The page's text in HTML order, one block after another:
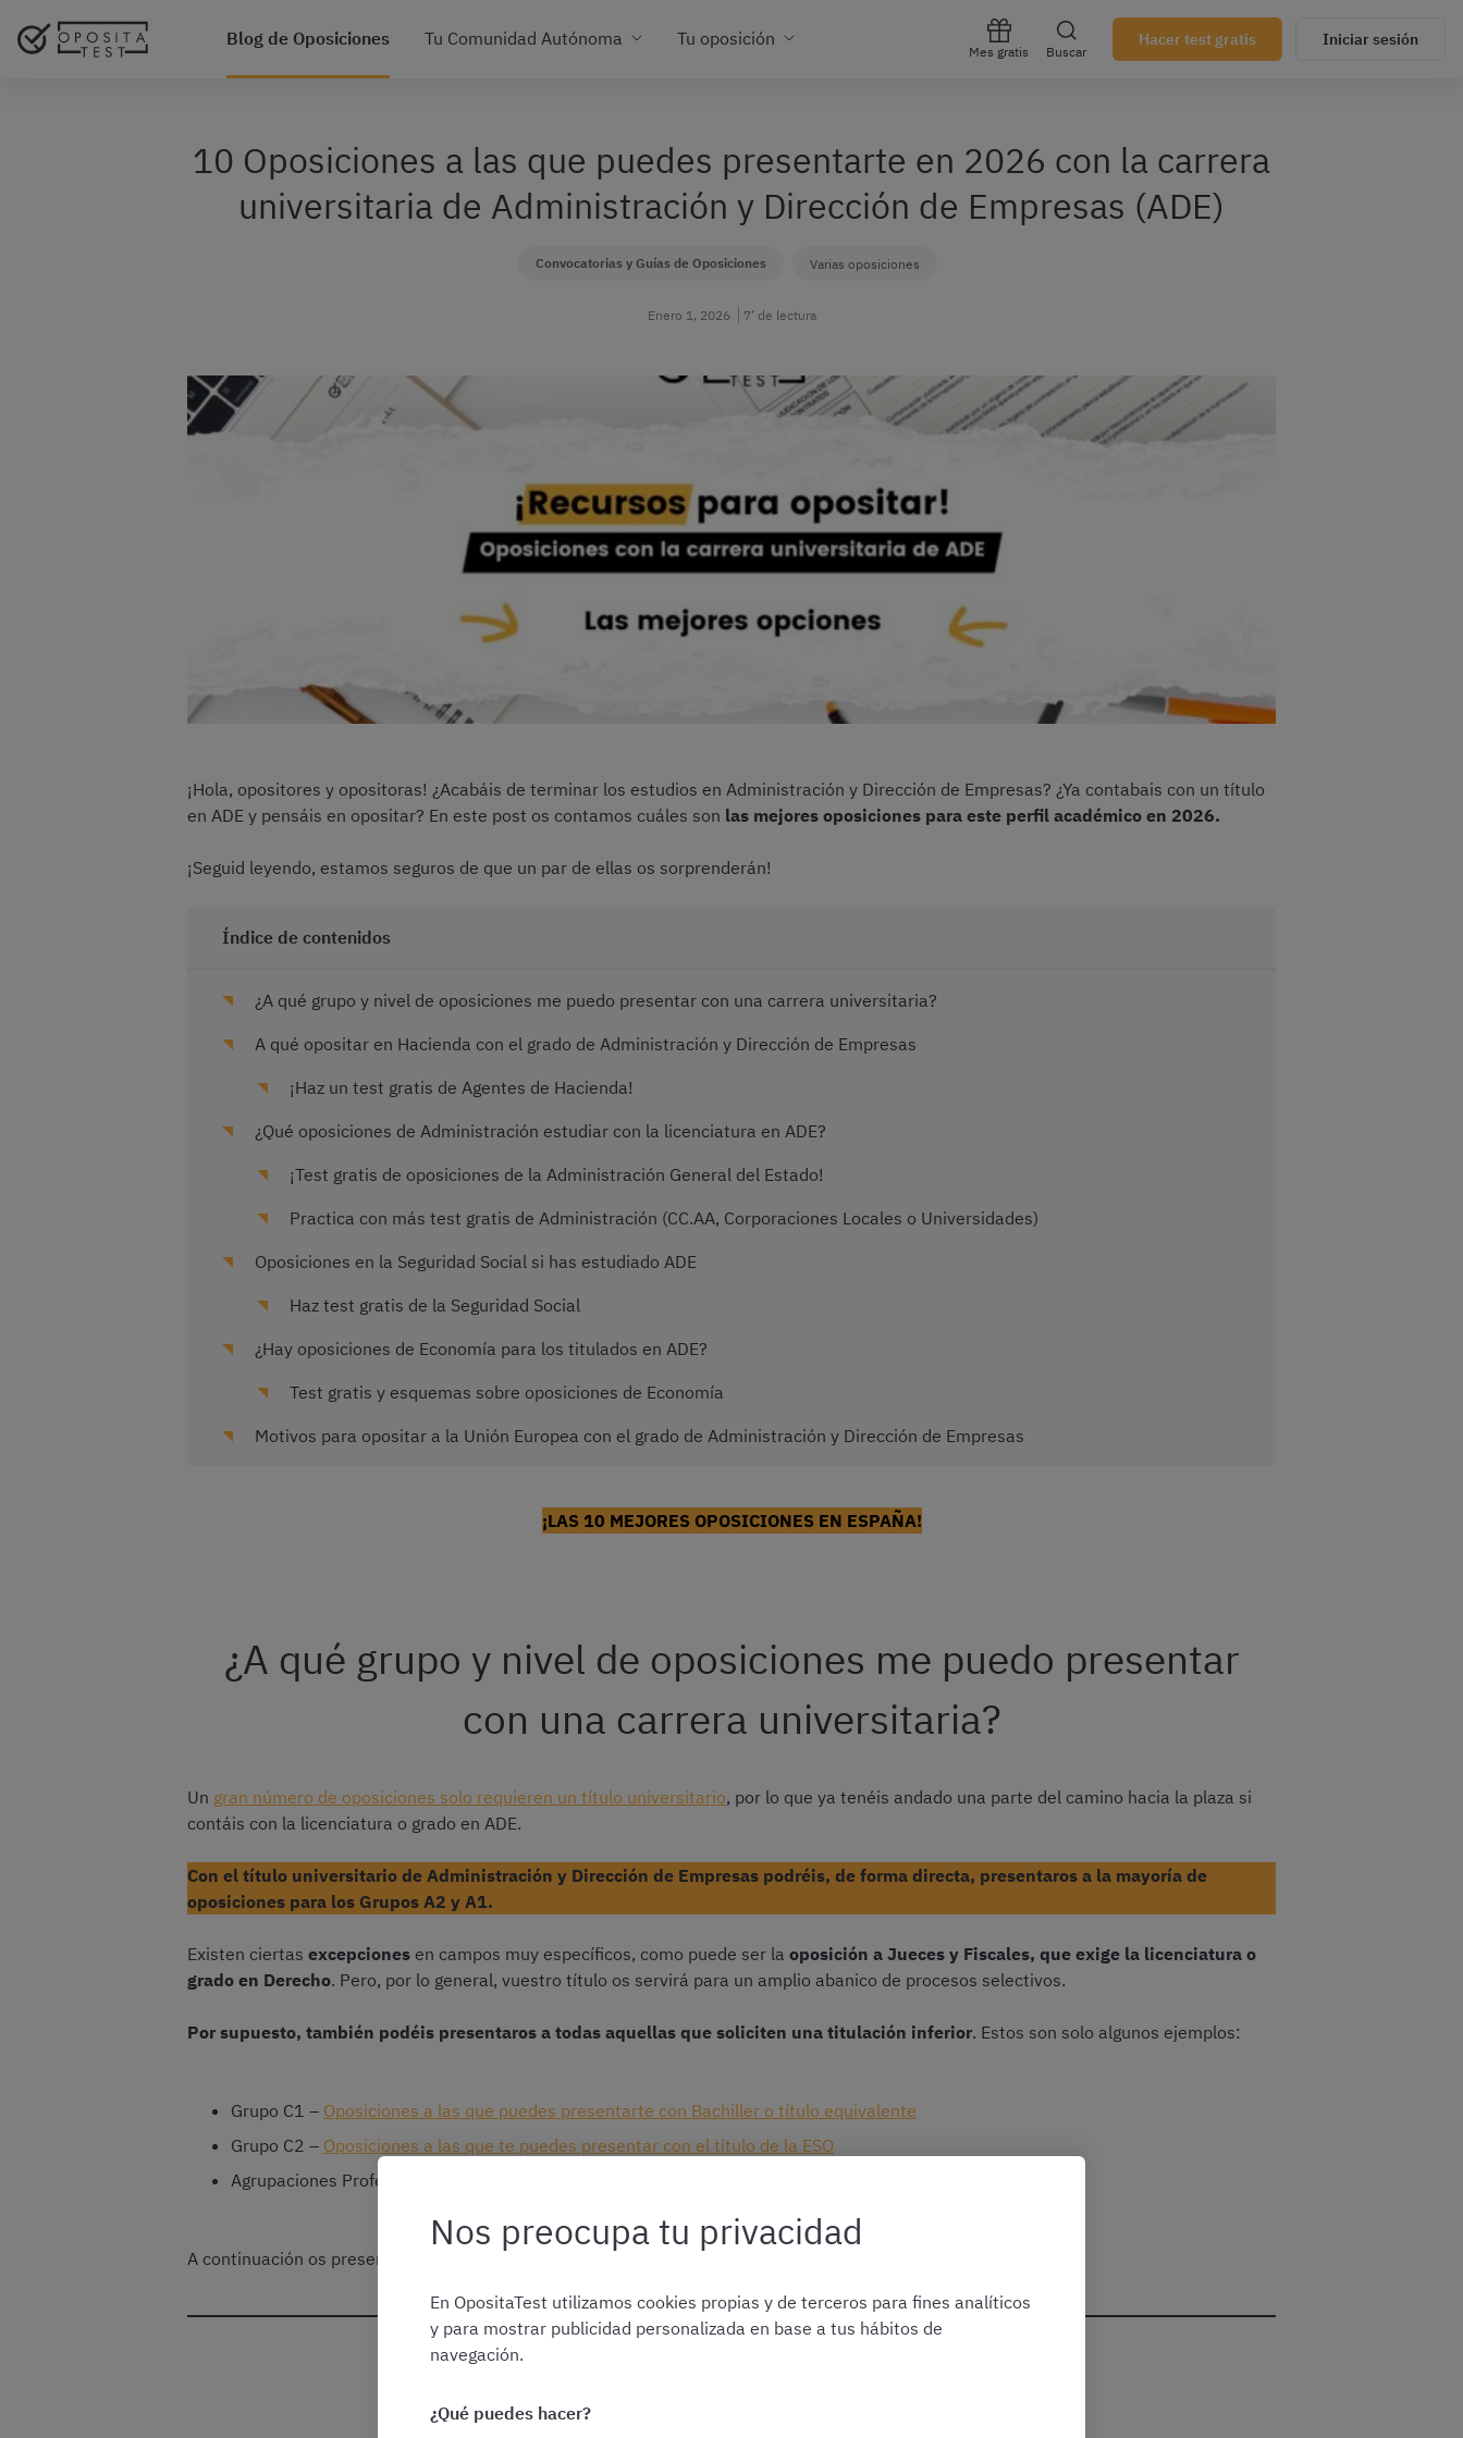
Blog de Oposiciones Tu Comunidad Autónoma Tu oposición
Mes gratis Buscar
Hacer test gratis Iniciar sesión
10 Oposiciones a las que puedes presentarte en 2026 con la carrera
universitaria de Administración y Dirección de Empresas (ADE)
Convocatorias y Guías de Oposiciones Varias oposiciones
Enero 1, 2026 7’ de lectura
¡Hola, opositores y opositoras! ¿Acabáis de terminar los estudios en Administración y Dirección de Empresas? ¿Ya contabais con un título
en ADE y pensáis en opositar? En este post os contamos cuáles son las mejores oposiciones para este perfil académico en 2026.
¡Seguid leyendo, estamos seguros de que un par de ellas os sorprenderán!
Índice de contenidos
¿A qué grupo y nivel de oposiciones me puedo presentar con una carrera universitaria?
A qué opositar en Hacienda con el grado de Administración y Dirección de Empresas
¡Haz un test gratis de Agentes de Hacienda!
¿Qué oposiciones de Administración estudiar con la licenciatura en ADE?
¡Test gratis de oposiciones de la Administración General del Estado!
Practica con más test gratis de Administración (CC.AA, Corporaciones Locales o Universidades)
Oposiciones en la Seguridad Social si has estudiado ADE
Haz test gratis de la Seguridad Social
¿Hay oposiciones de Economía para los titulados en ADE?
Test gratis y esquemas sobre oposiciones de Economía
Motivos para opositar a la Unión Europea con el grado de Administración y Dirección de Empresas
¡LAS 10 MEJORES OPOSICIONES EN ESPAÑA!
¿A qué grupo y nivel de oposiciones me puedo presentar
con una carrera universitaria?
Un gran número de oposiciones solo requieren un título universitario, por lo que ya tenéis andado una parte del camino hacia la plaza si
contáis con la licenciatura o grado en ADE.
Con el título universitario de Administración y Dirección de Empresas podréis, de forma directa, presentaros a la mayoría de
oposiciones para los Grupos A2 y A1.
Existen ciertas excepciones en campos muy específicos, como puede ser la oposición a Jueces y Fiscales, que exige la licenciatura o
grado en Derecho. Pero, por lo general, vuestro título os servirá para un amplio abanico de procesos selectivos.
Por supuesto, también podéis presentaros a todas aquellas que soliciten una titulación inferior. Estos son solo algunos ejemplos:
Grupo C1 – Oposiciones a las que puedes presentarte con Bachiller o título equivalente
Grupo C2 – Oposiciones a las que te puedes presentar con el título de la ESO
Agrupaciones Profesionales – No se requiere titulación más allá de la educación obligatoria
A continuación os presentamos algunas de las oposiciones más interesantes para vuestra especialidad.
Nos preocupa tu privacidad
En OpositaTest utilizamos cookies propias y de terceros para fines analíticos
y para mostrar publicidad personalizada en base a tus hábitos de
navegación.
¿Qué puedes hacer?